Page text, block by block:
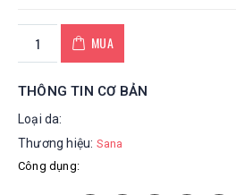
MUA
THÔNG TIN CƠ BẢN
Loại da:
Thương hiệu: Sana
Công dụng: